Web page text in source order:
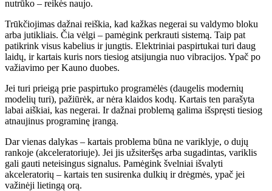
nutrūko – reikės naujo.
Trūkčiojimas dažnai reiškia, kad kažkas negerai su valdymo bloku
arba jutikliais. Čia vėlgi – pamėgink perkrauti sistemą. Taip pat
patikrink visus kabelius ir jungtis. Elektriniai paspirtukai turi daug
laidų, ir kartais kuris nors tiesiog atsijungia nuo vibracijos. Ypač po
važiavimo per Kauno duobes.
Jei turi prieigą prie paspirtuko programėlės (daugelis modernių
modelių turi), pažiūrėk, ar nėra klaidos kodų. Kartais ten parašyta
labai aiškiai, kas negerai. Ir dažnai problemą galima išspręsti tiesiog
atnaujinus programinę įrangą.
Dar vienas dalykas – kartais problema būna ne variklyje, o dujų
rankoje (akceleratoriuje). Jei jis užsiteršęs arba sugadintas, variklis
gali gauti neteisingus signalus. Pamėgink švelniai išvalyti
akceleratorių – kartais ten susirenka dulkių ir drėgmės, ypač jei
važinėji lietingą orą.